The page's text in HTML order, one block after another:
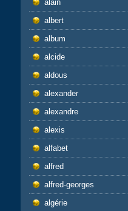
alain
albert
album
alcide
aldous
alexander
alexandre
alexis
alfabet
alfred
alfred-georges
algérie